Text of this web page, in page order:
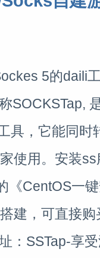
5的daili
SOCKSTap,
具，它能同时
使用。安装
《CentOS一
建，可直接
：SSTap-享